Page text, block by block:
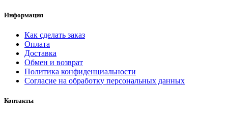
Информация
Как сделать заказ
Оплата
Доставка
Обмен и возврат
Политика конфиденциальности
Согласие на обработку персональных данных
Контакты